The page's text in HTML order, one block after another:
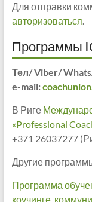
Для отправки
авторизоваться.
Программы
Тел/ Viber/
e-mail:
В Риге
«Professional
+371 26037277
Другие
Программа
коучинге,